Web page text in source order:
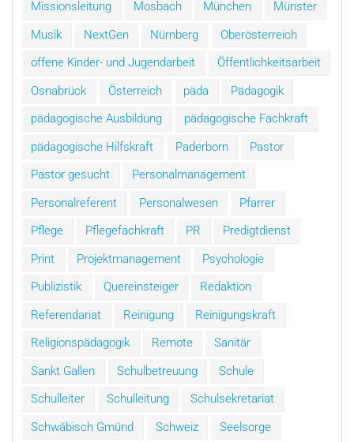
Missionsleitung Mosbach München
Münster
Musik
NextGen Nürnberg
Oberösterreich
offene Kinder- und Jugendarbeit
Öffentlichkeitsarbeit
Osnabrück
Österreich päda
Pädagogik
pädagogische Ausbildung
pädagogische Fachkraft
pädagogische Hilfskraft
Paderborn
Pastor
Pastor gesucht
Personalmanagement
Personalreferent
Personalwesen
Pfarrer
Pflege
Pflegefachkraft PR
Predigtdienst
Print
Projektmanagement
Psychologie
Publizistik
Quereinsteiger
Redaktion
Referendariat
Reinigung
Reinigungskraft
Religionspädagogik
Remote
Sanitär
Sankt Gallen
Schulbetreuung
Schule
Schulleiter
Schulleitung
Schulsekretariat
Schwäbisch Gmünd
Schweiz
Seelsorge